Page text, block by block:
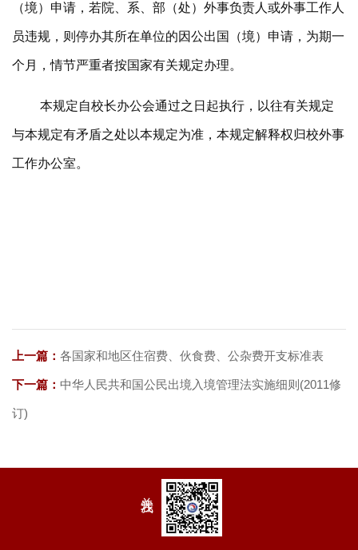
（境）申请，若院、系、部（处）外事负责人或外事工作人
员违规，则停办其所在单位的因公出国（境）申请，为期一
个月，情节严重者按国家有关规定办理。
本规定自校长办公会通过之日起执行，以往有关规定
与本规定有矛盾之处以本规定为准，本规定解释权归校外事
工作办公室。
上一篇： 各国家和地区住宿费、伙食费、公杂费开支标准表
下一篇： 中华人民共和国公民出境入境管理法实施细则(2011修
订)